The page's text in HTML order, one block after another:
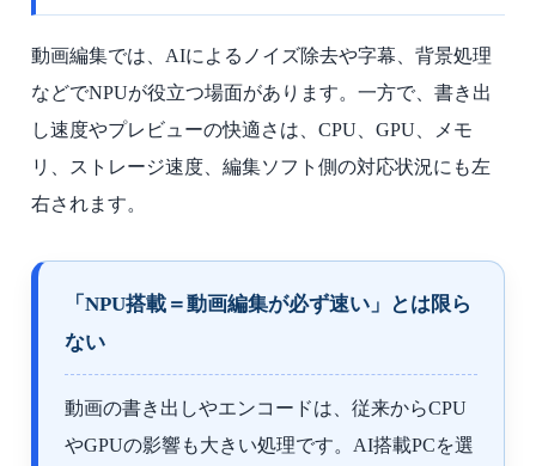
動画編集では、AIによるノイズ除去や字幕、背景処理
などでNPUが役立つ場面があります。一方で、書き出
し速度やプレビューの快適さは、CPU、GPU、メモ
リ、ストレージ速度、編集ソフト側の対応状況にも左
右されます。
「NPU搭載＝動画編集が必ず速い」とは限ら
ない
動画の書き出しやエンコードは、従来からCPU
やGPUの影響も大きい処理です。AI搭載PCを選